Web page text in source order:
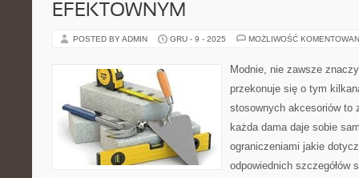
EFEKTOWNYM
POSTED BY ADMIN GRU - 9 - 2025 MOŻLIWOŚĆ
Modnie, nie zawsze
przekonuje się o tym
stosownych akcesoriów to
każda dama daje sobie
ograniczeniami jakie
odpowiednich szczegółów